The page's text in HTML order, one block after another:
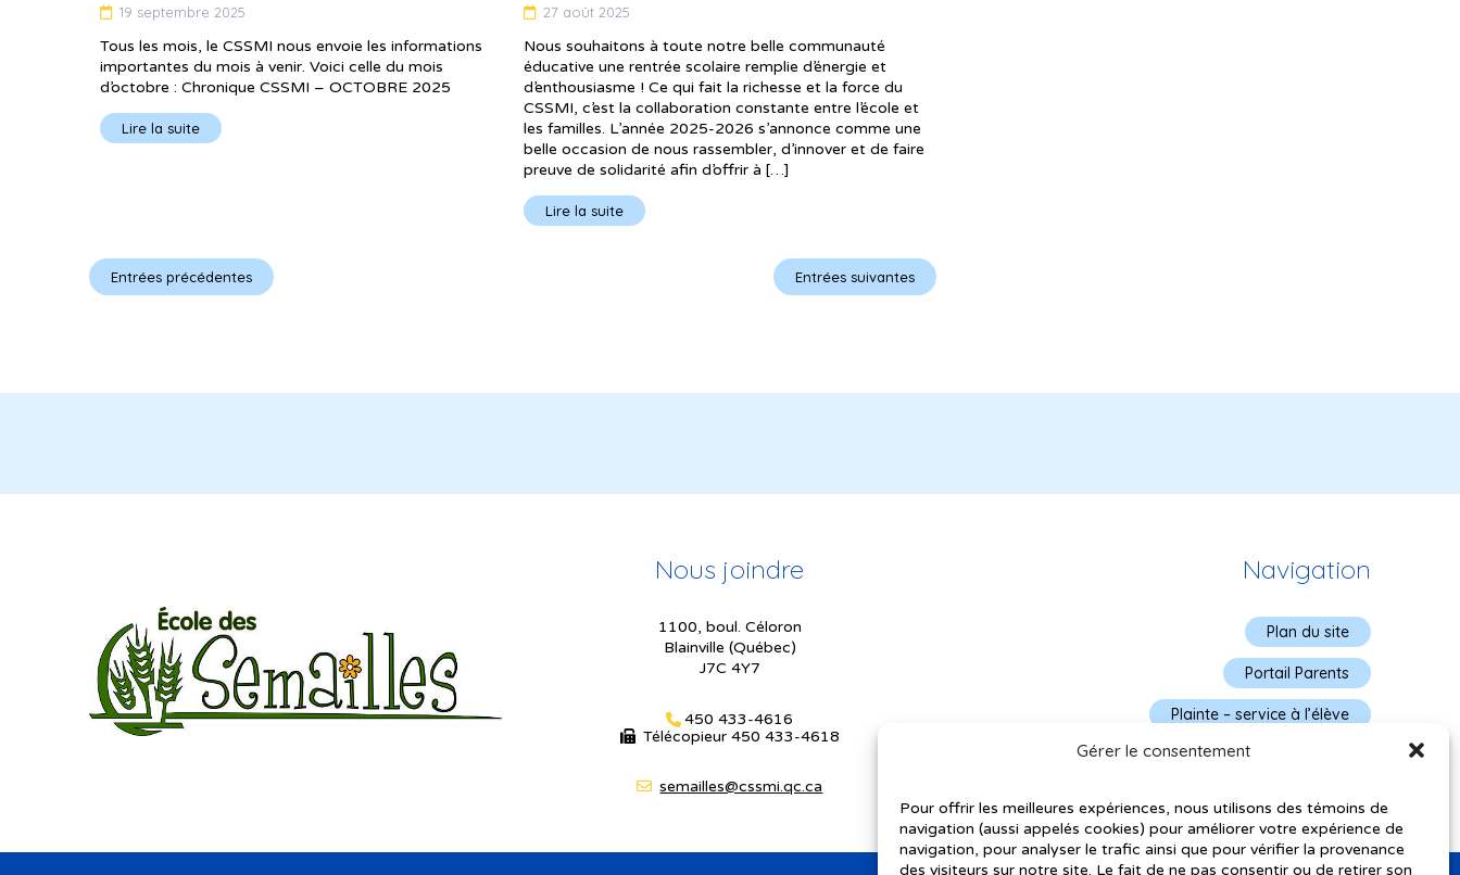
Gérer le consentement
Pour offrir les meilleures expériences, nous utilisons des témoins de
navigation (aussi appelés cookies) pour améliorer votre expérience de
navigation, pour analyser le trafic ainsi que pour vérifier la provenance
des visiteurs sur notre site. Le fait de ne pas consentir ou de retirer son
19 septembre 2025
Tous les mois, le CSSMI nous envoie les informations
importantes du mois à venir. Voici celle du mois
d’octobre : Chronique CSSMI – OCTOBRE 2025
Lire la suite
27 août 2025
Nous souhaitons à toute notre belle communauté
éducative une rentrée scolaire remplie d’énergie et
d’enthousiasme ! Ce qui fait la richesse et la force du
CSSMI, c’est la collaboration constante entre l’école et
les familles. L’année 2025-2026 s’annonce comme une
belle occasion de nous rassembler, d’innover et de faire
preuve de solidarité afin d’offrir à […]
Lire la suite
Entrées précédentes Entrées suivantes
Nous joindre
1100, boul. Céloron
Blainville (Québec)
J7C 4Y7
450 433-4616
Télécopieur 450 433-4618
semailles@cssmi.qc.ca
Navigation
Plan du site
Portail Parents
Plainte – service à l’élève
Politique de confidentialité